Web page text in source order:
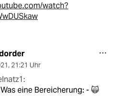
watch?
, 21:21 Uhr
eine Bereicherung: - 🙀